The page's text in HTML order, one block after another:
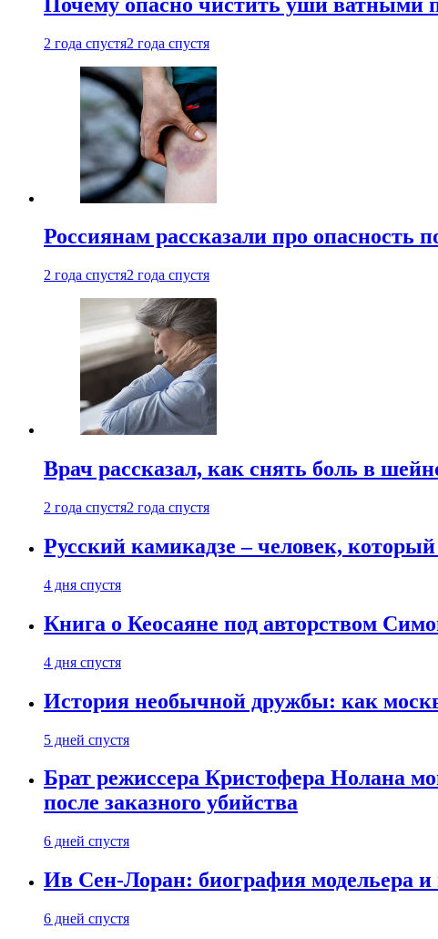
2 года спустя2 года спустя
Россиянам рассказали про опасность
2 года спустя2 года спустя
Врач рассказал, как снять боль в
2 года спустя2 года спустя
Русский камикадзе – человек,
4 дня спустя
Книга о Кеосаяне под авторством
4 дня спустя
История необычной дружбы: как
5 дней спустя
Брат режиссера Кристофера Нолана
после заказного убийства
6 дней спустя
Ив Сен-Лоран: биография модельера
6 дней спустя